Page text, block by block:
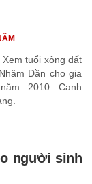
tuổi xông đất
Dần cho gia
2010 Canh
người sinh